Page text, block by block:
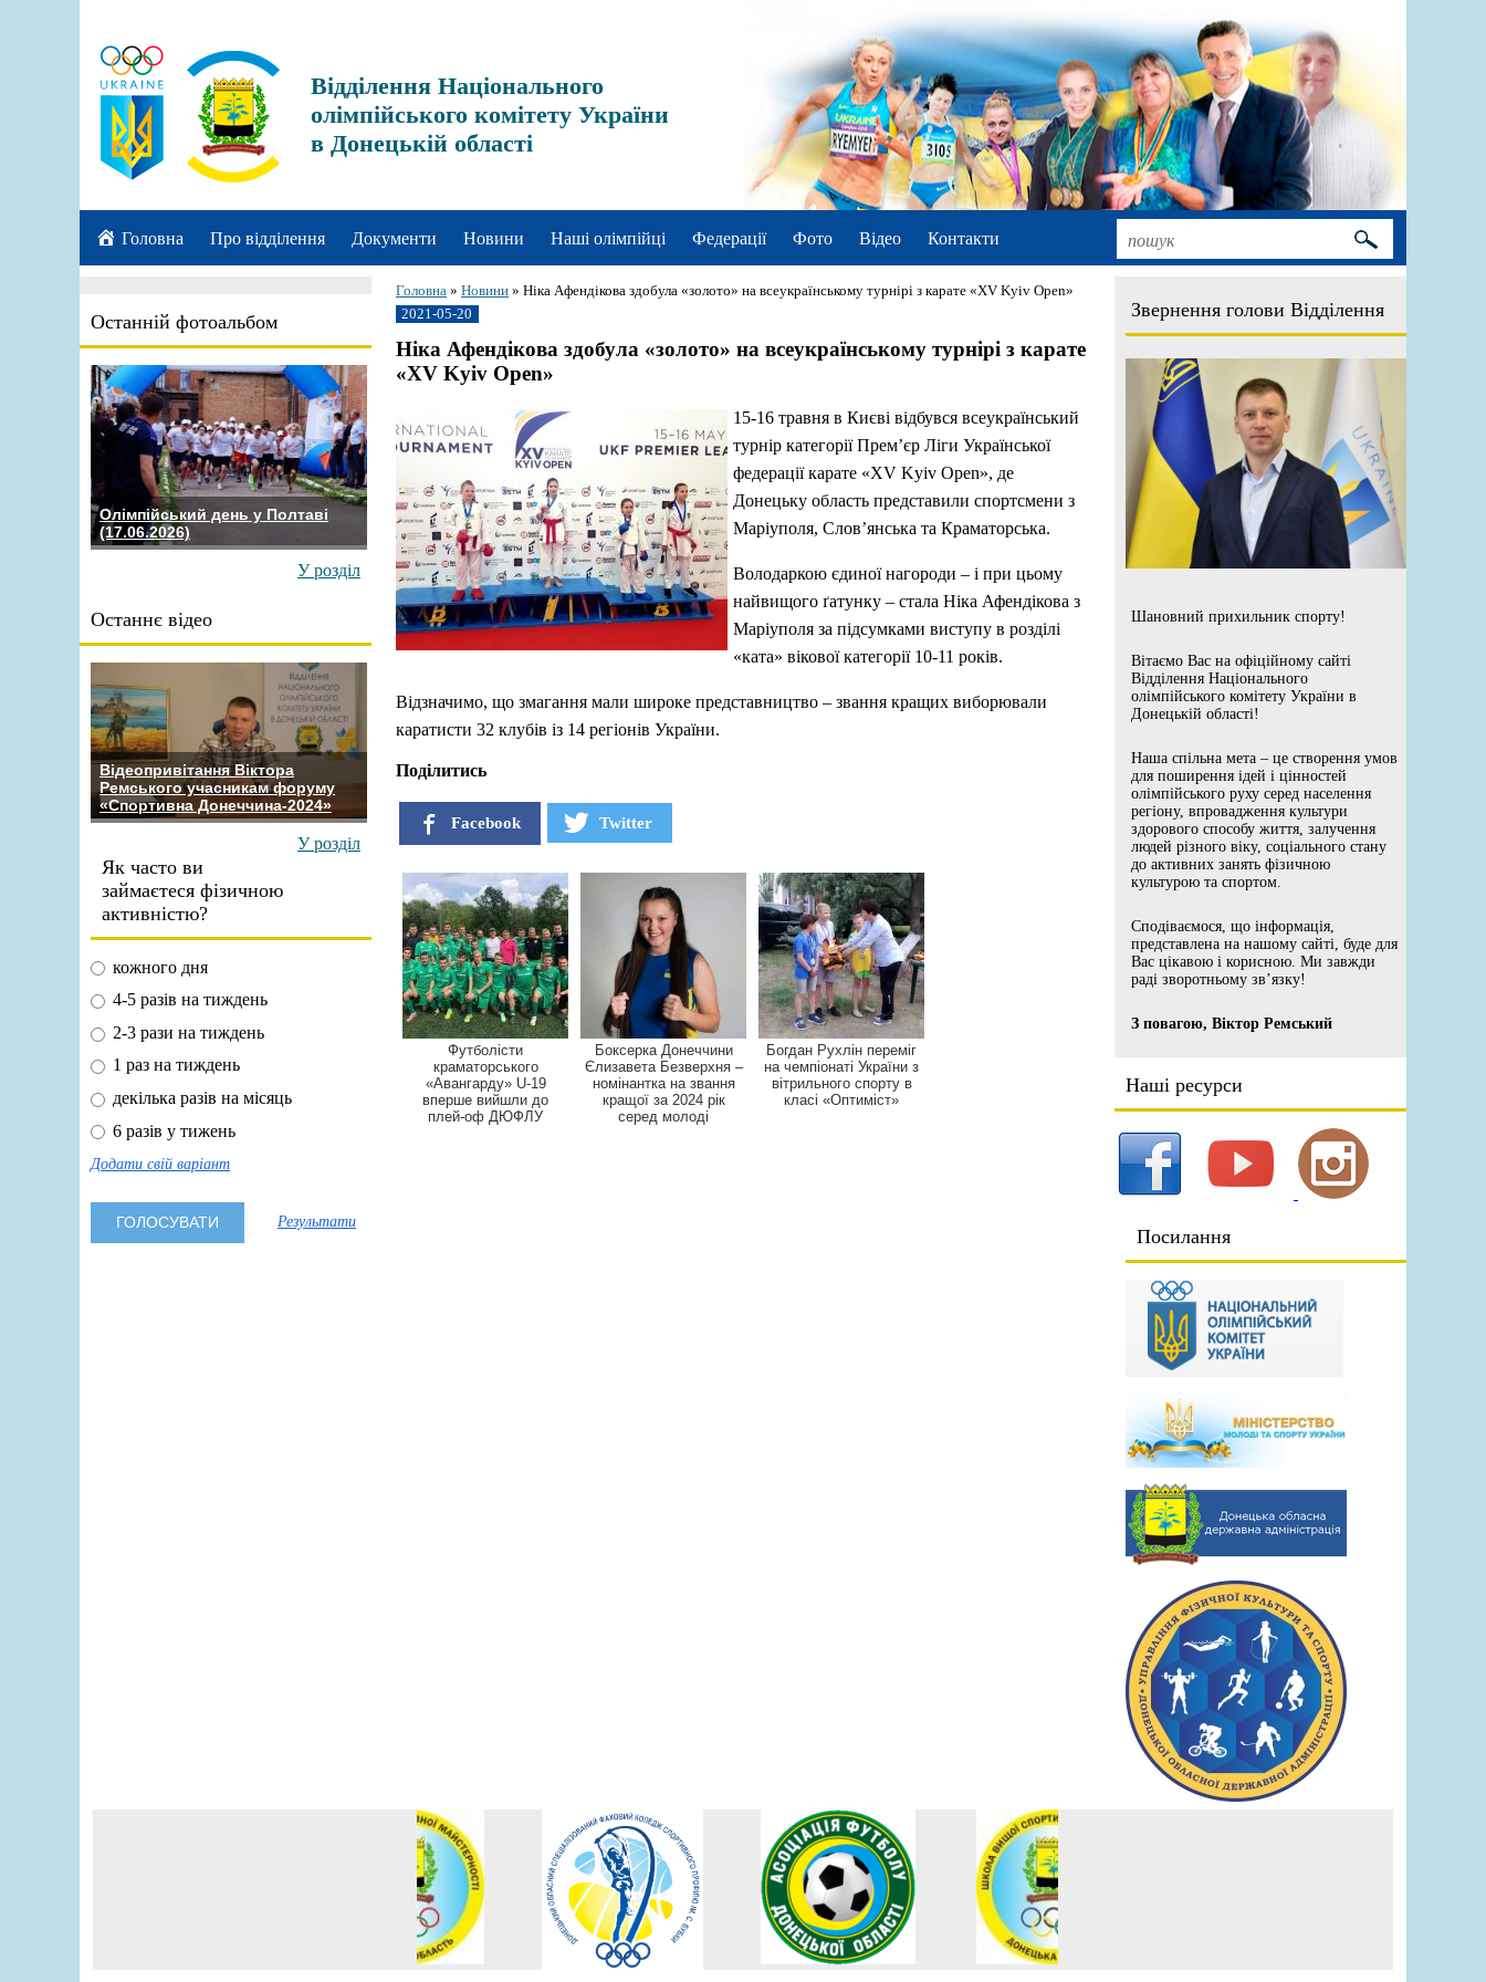
Відділення Національного
олімпійського комітету України
в Донецькій області
Головна Про відділення Документи Новини Наші олімпійці Федерації Фото Відео Контакти
Останній фотоальбом
Олімпійський день у Полтаві
(17.06.2026)
У розділ
Останнє відео
Відеопривітання Віктора
Ремського учасникам форуму
«Спортивна Донеччина-2024»
У розділ
Як часто ви
займаєтеся фізичною
активністю?
кожного дня
4-5 разів на тиждень
2-3 рази на тиждень
1 раз на тиждень
декілька разів на місяць
6 разів у тижень
Додати свій варіант
Результати
Звернення голови Відділення
Шановний прихильник спорту!
Вітаємо Вас на офіційному сайті
Відділення Національного
олімпійського комітету України в
Донецькій області!
Наша спільна мета – це створення умов
для поширення ідей і цінностей
олімпійського руху серед населення
регіону, впровадження культури
здорового способу життя, залучення
людей різного віку, соціального стану
до активних занять фізичною
культурою та спортом.
Сподіваємося, що інформація,
представлена на нашому сайті, буде для
Вас цікавою і корисною. Ми завжди
раді зворотньому зв’язку!
З повагою, Віктор Ремський
Наші ресурси
Посилання
Головна » Новини » Ніка Афендікова здобула «золото» на всеукраїнському турнірі з карате «XV Kyiv Open»
2021-05-20
Ніка Афендікова здобула «золото» на всеукраїнському турнірі з карате
«XV Kyiv Open»
15-16 травня в Києві відбувся всеукраїнський
турнір категорії Прем’єр Ліги Української
федерації карате «XV Kyiv Open», де
Донецьку область представили спортсмени з
Маріуполя, Слов’янська та Краматорська.
Володаркою єдиної нагороди – і при цьому
найвищого ґатунку – стала Ніка Афендікова з
Маріуполя за підсумками виступу в розділі
«ката» вікової категорії 10-11 років.
Відзначимо, що змагання мали широке представництво – звання кращих виборювали
каратисти 32 клубів із 14 регіонів України.
Поділитись
Facebook Twitter
Футболісти
краматорського
«Авангарду» U-19
вперше вийшли до
плей-оф ДЮФЛУ
Боксерка Донеччини
Єлизавета Безверхня –
номінантка на звання
кращої за 2024 рік
серед молоді
Богдан Рухлін переміг
на чемпіонаті України з
вітрильного спорту в
класі «Оптиміст»